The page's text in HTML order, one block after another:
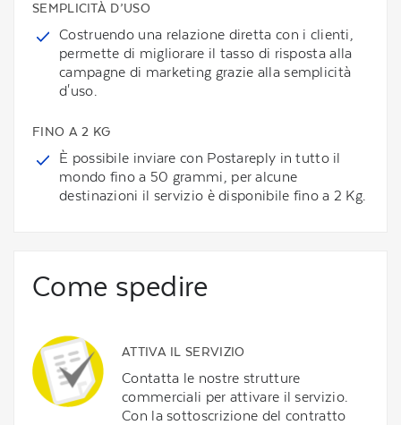
SEMPLICITÀ D’USO
Costruendo una relazione diretta con i clienti,
permette di migliorare il tasso di risposta alla
campagne di marketing grazie alla semplicità
d'uso.
FINO A 2 KG
È possibile inviare con Postareply in tutto il
mondo fino a 50 grammi, per alcune
destinazioni il servizio è disponibile fino a 2 Kg.
Come spedire
ATTIVA IL SERVIZIO
Contatta le nostre strutture
commerciali per attivare il servizio.
Con la sottoscrizione del contratto